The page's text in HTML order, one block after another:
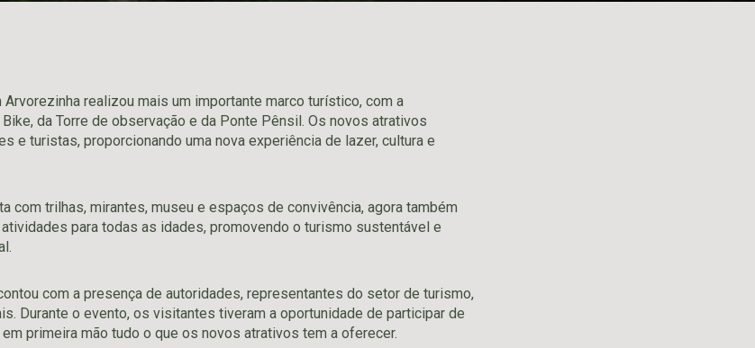
Arvorezinha realizou mais um importante marco turístico, com a
da Torre de observação e da Ponte Pênsil. Os novos atrativos
e turistas, proporcionando uma nova experiência de lazer, cultura e
com trilhas, mirantes, museu e espaços de convivência, agora também
para todas as idades, promovendo o turismo sustentável e
com a presença de autoridades, representantes do setor de turismo,
Durante o evento, os visitantes tiveram a oportunidade de participar de
primeira mão tudo o que os novos atrativos tem a oferecer.